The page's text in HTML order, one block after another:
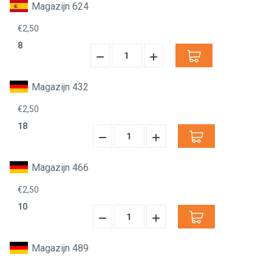
Magazijn 624
€2,50
8
Hoeveelheid
Hoeveelheid
Magazijn 432
€2,50
18
Hoeveelheid
Hoeveelheid
Magazijn 466
€2,50
10
Hoeveelheid
Hoeveelheid
Magazijn 489